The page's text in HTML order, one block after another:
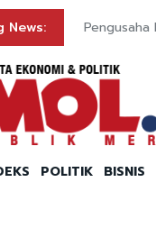
News: Pengusaha
POLITIK BISNIS